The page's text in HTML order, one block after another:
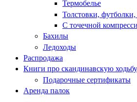
Термобелье
Толстовки, футболки,
С точечной
Бахилы
Ледоходы
Распродажа
Книги про скандинавскую ходьбу
Подарочные сертификаты
Аренда палок